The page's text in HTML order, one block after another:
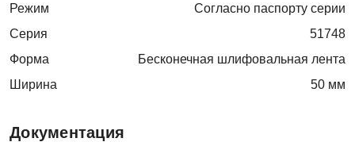
Режим
Согласно паспорту серии
Серия
51748
Форма
Бесконечная шлифовальная лента
Ширина
50 мм
Документация